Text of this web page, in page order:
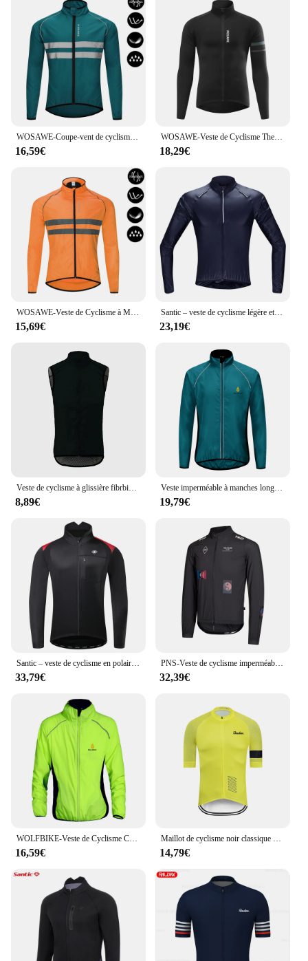
WOSAWE-Coupe-vent de cyclisme pour homme, manteau à manches longues, maillot de sport en plein air, veste de vélo VTT, vêtements de vélo, degré d'eau
16,59€
WOSAWE-Veste de Cyclisme Thermique à Manches sulfpour Homme, Maillot Coupe-Vent avec Doublure Souriante, Vêtements de Course et d'Équitation, Hiver
18,29€
WOSAWE-Veste de Cyclisme à Manches sulfpour Homme, Coupe-Vent observateur, vaccage Rapide, Maillot de Cyclisme, VTT, Moulage, Route
15,69€
Santic – veste de cyclisme légère et Visible pour homme, coupe-vent imperméable et coupe-vent, pour faire du vélo, de l'équitation et de la course à pied
23,19€
Veste de cyclisme à glissière fibrbidirectionnelle pour hommes, vêtements de vélo de route, manteau de course de vélo, gilet de cyclisme, sports de plein air, VTT
8,89€
Veste imperméable à manches longues Casting Imaging, manteau de pluie, imperméable, coupe-vent, séchage rapide, hydrofuge, vélo de route, VTT, vélo
19,79€
Santic – veste de cyclisme en polaire pour homme, coupe-vent, chauffant thermique, manteau de Sport à manches longues, maillot de cyclisme, vêtements d'équitation, hiver
33,79€
PNS-Veste de cyclisme imperméable à séchage rapide, coupe-vent de vélo, maillot de vélo VTT, veste de vélo de route légère, équipe professionnelle
32,39€
WOLFBIKE-Veste de Cyclisme Coupe-Vent, Maillot GlaWind, Manteau Coupe-Vent, Extérieur, Sportif, Casting, Hydrofuge
16,59€
Maillot de cyclisme noir classique pour homme, vêtements de course, chemise de cycliste à manches courtes, vêtements de vélo d'été, 2024
14,79€